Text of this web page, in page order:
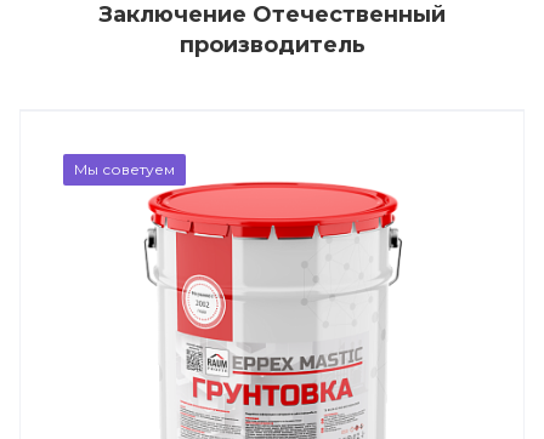
Заключение Отечественный
производитель
Мы советуем